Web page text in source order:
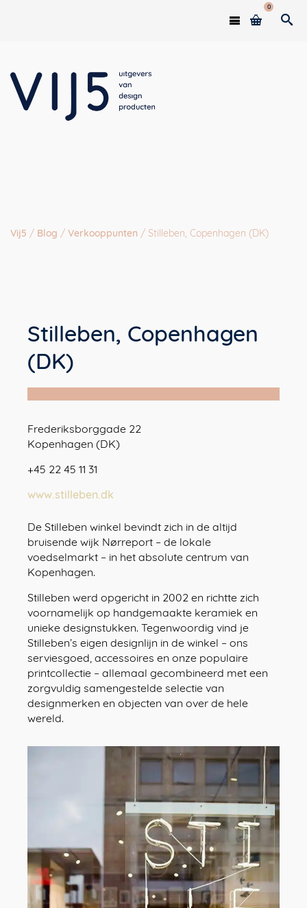
0
Vij5 / Blog / Verkooppunten / Stilleben, Copenhagen (DK)
Stilleben, Copenhagen
(DK)
Frederiksborggade 22
Kopenhagen (DK)
+45 22 45 11 31
www.stilleben.dk
De Stilleben winkel bevindt zich in de altijd
bruisende wijk Nørreport – de lokale
voedselmarkt – in het absolute centrum van
Kopenhagen.
Stilleben werd opgericht in 2002 en richtte zich
voornamelijk op handgemaakte keramiek en
unieke designstukken. Tegenwoordig vind je
Stilleben’s eigen designlijn in de winkel – ons
serviesgoed, accessoires en onze populaire
printcollectie – allemaal gecombineerd met een
zorgvuldig samengestelde selectie van
designmerken en objecten van over de hele
wereld.